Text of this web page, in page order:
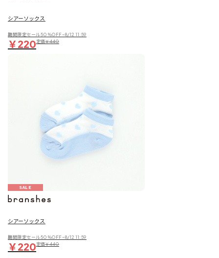
シアーソックス
期間限定セール50％OFF~8/12 11:59
￥220定価￥440
SALE
シアーソックス
期間限定セール50％OFF~8/12 11:59
￥220定価￥440